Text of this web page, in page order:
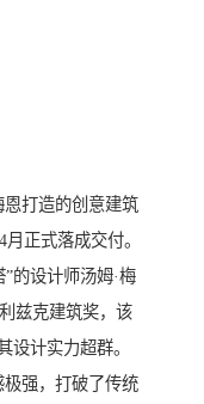
打造的创意建筑
正式落成交付。
的设计师汤姆·梅
兹克建筑奖，该
设计实力超群。
极强，打破了传统